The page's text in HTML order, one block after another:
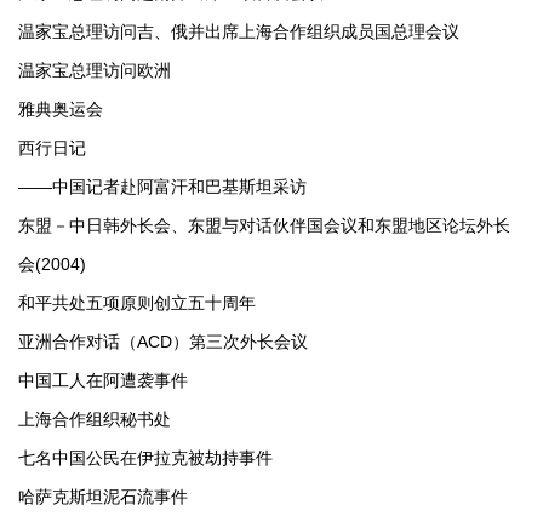
温家宝总理访问吉、俄并出席上海合作组织成员国总理会议
温家宝总理访问欧洲
雅典奥运会
西行日记
——中国记者赴阿富汗和巴基斯坦采访
东盟－中日韩外长会、东盟与对话伙伴国会议和东盟地区论坛外长
会(2004)
和平共处五项原则创立五十周年
亚洲合作对话（ACD）第三次外长会议
中国工人在阿遭袭事件
上海合作组织秘书处
七名中国公民在伊拉克被劫持事件
哈萨克斯坦泥石流事件